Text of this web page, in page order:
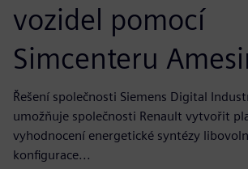
vozidel pomocí
Simcenteru
Řešení společnosti Siemens Digital
umožňuje společnosti Renault vytvořit
vyhodnocení energetické syntézy
konfigurace...